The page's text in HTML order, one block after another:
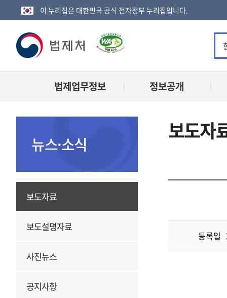
이 누리집은 대한민국 공식 전자정부 누리집입니다.
법
제
로
법제업무정보 정보공개
뉴스·소식
보도자료
보도설명자료
사진뉴스
공지사항
보도자
등록일